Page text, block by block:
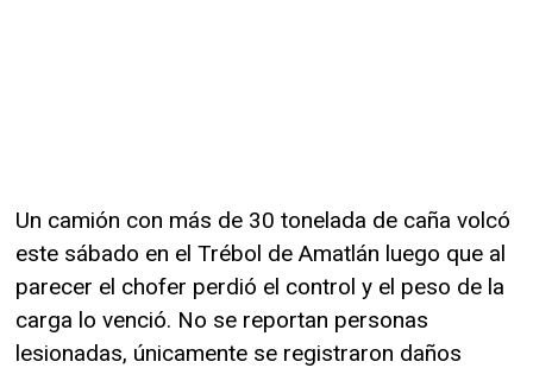
Un camión con más de 30 tonelada de caña volcó
este sábado en el Trébol de Amatlán luego que al
parecer el chofer perdió el control y el peso de la
carga lo venció. No se reportan personas
lesionadas, únicamente se registraron daños